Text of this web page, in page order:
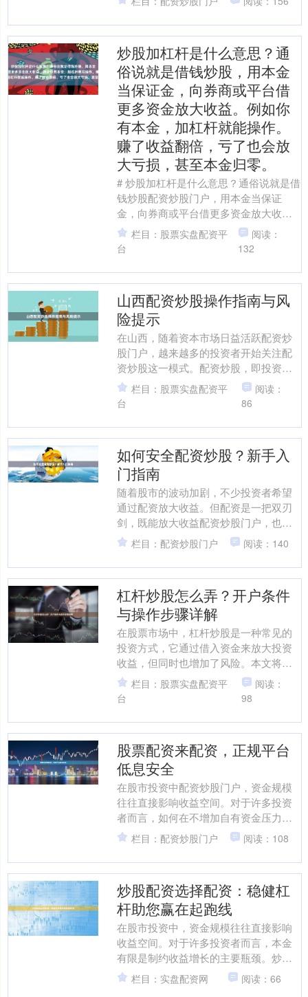
的瓶颈。股票配资，作....
炒股加杠杆是什么意思？通
俗说就是借钱炒股，用本金
当保证金，向券商或平台借
更多资金放大收益。例如你
有本金，加杠杆就能操作。
赚了收益翻倍，亏了也会放
大亏损，甚至本金归零。
# 炒股加杠杆是什么意思？通俗说就是借
钱炒股配资炒股门户，用本金当保证
金，向券商或平台借更多资金放大收益
在股票投资领域，“加杠杆”是一个高频词
汇，尤其对于追求....
栏目：股票实盘配资平
台
阅读：
132
山西配资炒股操作指南与风
险提示
在山西，随着资本市场日益活跃配资炒
股门户，越来越多的投资者开始关注配
资炒股这一模式。配资炒股，即投资者
通过配资平台借入资金进行股票交易，
以期放大收益。然而，高收....
栏目：股票实盘配资平
台
阅读：
86
如何安全配资炒股？新手入
门指南
随着股市的波动加剧，不少投资者希望
通过配资放大收益。但配资是一把双刃
剑，既能放大收益配资炒股门户，也会
放大风险。本文将为您详细解析如何安
全配资炒股，帮助新手投资....
栏目：配资炒股门户 阅读：140
杠杆炒股怎么弄？开户条件
与操作步骤详解
在股票市场中，杠杆炒股是一种常见的
投资方式，它通过借入资金来放大投资
收益，但同时也增加了风险。本文将详
细介绍杠杆炒股的开户条件与操作步
骤，帮助投资者更好地理解这....
栏目：股票实盘配资平
台
阅读：
98
股票配资来配资，正规平台
低息安全
在股市投资中配资炒股门户，资金规模
往往直接影响收益空间。对于许多投资
者而言，如何在不增加自有资金压力的
情况下扩大投资规模，成为了一个现实
需求。**股票配资**作....
栏目：配资炒股门户 阅读：108
炒股配资选择配资：稳健杠
杆助您赢在起跑线
在股市投资中，资金规模往往直接影响
收益空间。对于许多投资者而言，本金
有限是制约收益增长的主要瓶颈。炒股
配资作为一种资金放大工具，正受到越
来越多投资者的关注。然而....
栏目：实盘配资网 阅读：66